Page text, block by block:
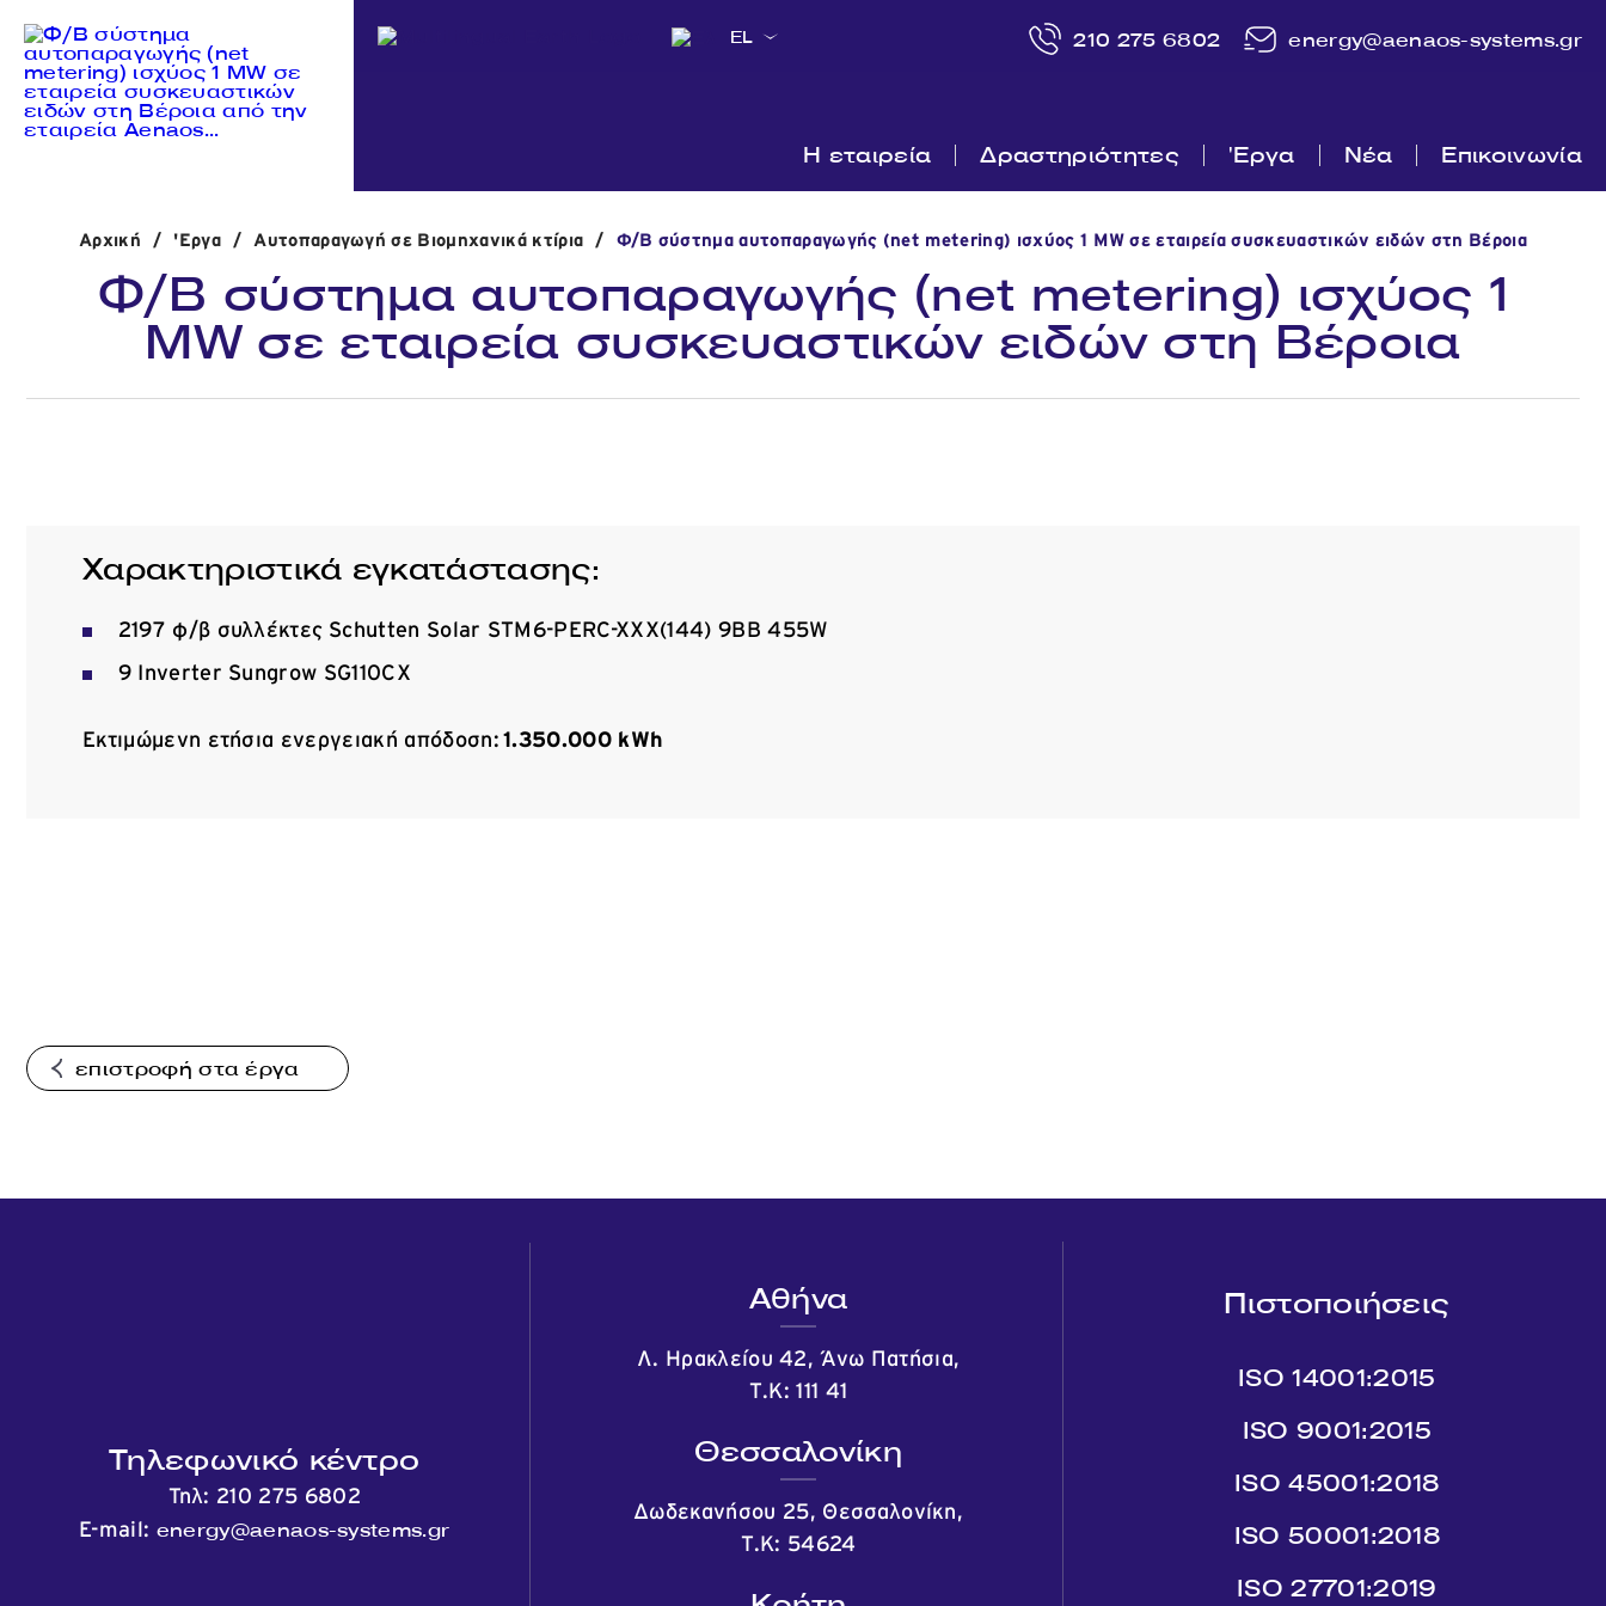
EL 210 275 6802 energy@aenaos-systems.gr
Η εταιρεία Δραστηριότητες 'Εργα Νέα Επικοινωνία
Αρχική / 'Εργα / Αυτοπαραγωγή σε Βιομηχανικά κτίρια / Φ/Β σύστημα αυτοπαραγωγής (net metering) ισχύος 1 MW σε εταιρεία συσκευαστικών ειδών στη Βέροια
Φ/Β σύστημα αυτοπαραγωγής (net metering) ισχύος 1
MW σε εταιρεία συσκευαστικών ειδών στη Βέροια
Χαρακτηριστικά εγκατάστασης:
2197 φ/β συλλέκτες Schutten Solar STM6-PERC-XXX(144) 9BB 455W
9 Inverter Sungrow SG110CX
Εκτιμώμενη ετήσια ενεργειακή απόδοση: 1.350.000 kWh
επιστροφή στα έργα
Τηλεφωνικό κέντρο
Τηλ: 210 275 6802
E-mail: energy@aenaos-systems.gr
Αθήνα
Λ. Ηρακλείου 42, Άνω Πατήσια,
Τ.Κ: 111 41
Θεσσαλονίκη
Δωδεκανήσου 25, Θεσσαλονίκη,
Τ.Κ: 54624
Πιστοποιήσεις
ISO 14001:2015
ISO 9001:2015
ISO 45001:2018
ISO 50001:2018
ISO 27701:2019